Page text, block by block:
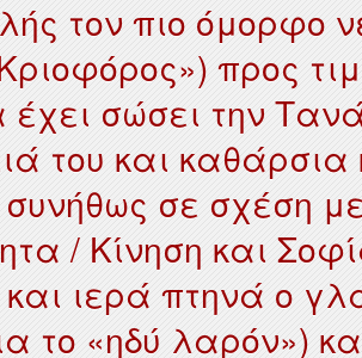
τον πιο όμορφο
προς
έχει σώσει την
του και
συνήθως σε σχέση
/ Κίνηση και
ιερά πτηνά ο
το «ηδύ λαρόν»)